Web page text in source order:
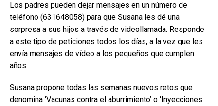
Los padres pueden dejar mensajes en un número de
teléfono (631648058) para que Susana les dé una
sorpresa a sus hijos a través de videollamada. Responde
a este tipo de peticiones todos los días, a la vez que les
envía mensajes de vídeo a los pequeños que cumplen
años.
Susana propone todas las semanas nuevos retos que
denomina ‘Vacunas contra el aburrimiento’ o ‘Inyecciones